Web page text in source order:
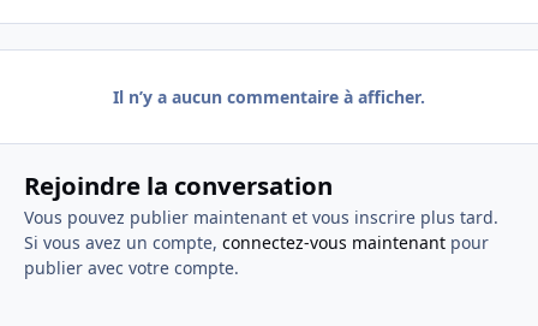
Il n’y a aucun commentaire à afficher.
Rejoindre la conversation
Vous pouvez publier maintenant et vous inscrire plus tard.
Si vous avez un compte, connectez-vous maintenantpour
publier avec votre compte.